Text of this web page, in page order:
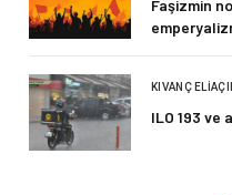
Faşizmin
KIVANÇ
ILO 193 ve